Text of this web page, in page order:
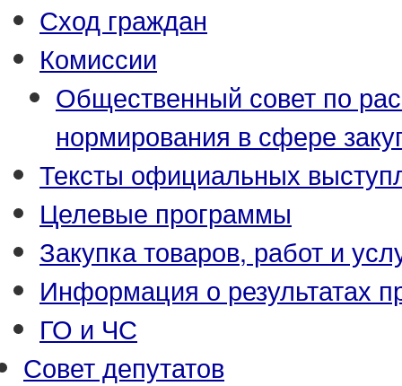
Сход граждан
Комиссии
Общественный совет по
нормирования в сфере
Тексты официальных
Целевые программы
Закупка товаров, работ и
Информация о результатах
ГО и ЧС
Совет депутатов